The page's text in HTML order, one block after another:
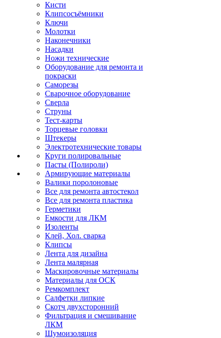
Кисти
Клипсосъёмники
Ключи
Молотки
Наконечники
Насадки
Ножи технические
Оборудование для ремонта и
покраски
Саморезы
Сварочное оборудование
Сверла
Струны
Тест-карты
Торцевые головки
Штекеры
Электротехнические товары
Круги полировальные
Пасты (Полироли)
Армирующие материалы
Валики поролоновые
Все для ремонта автостекол
Все для ремонта пластика
Герметики
Емкости для ЛКМ
Изоленты
Клей, Хол. сварка
Клипсы
Лента для дизайна
Лента малярная
Маскировочные материалы
Материалы для ОСК
Ремкомплект
Салфетки липкие
Скотч двухсторонний
Фильтрация и смешивание
ЛКМ
Шумоизоляция